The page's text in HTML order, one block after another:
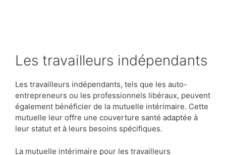
Les travailleurs indépendants
Les travailleurs indépendants, tels que les auto-
entrepreneurs ou les professionnels libéraux, peuvent
également bénéficier de la mutuelle intérimaire. Cette
mutuelle leur offre une couverture santé adaptée à
leur statut et à leurs besoins spécifiques.
La mutuelle intérimaire pour les travailleurs